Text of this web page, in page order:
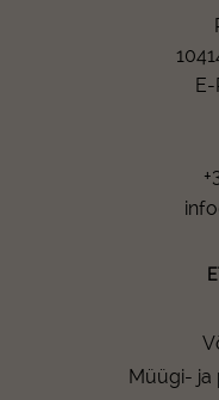
Müügi- ja